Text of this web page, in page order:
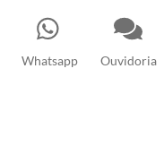
Whatsapp Ouvidoria